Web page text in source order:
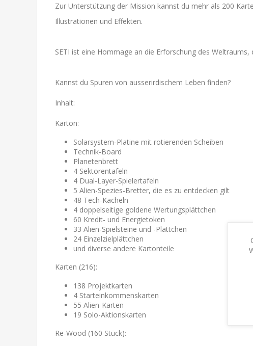
Zur Unterstützung der Mission kannst du mehr als 200
Illustrationen und Effekten.
SETI ist eine Hommage an die Erforschung des
Kannst du Spuren von ausserirdischem Leben finden?
Inhalt:
Karton:
Solarsystem-Platine mit rotierenden Scheiben
Technik-Board
Planetenbrett
4 Sektorentafeln
4 Dual-Layer-Spielertafeln
5 Alien-Spezies-Bretter, die es zu entdecken gilt
48 Tech-Kacheln
4 doppelseitige goldene Wertungsplättchen
60 Kredit- und Energietoken
33 Alien-Spielsteine ​​und -Plättchen
24 Einzelzielplättchen
und diverse andere Kartonteile
Karten (216):
138 Projektkarten
4 Starteinkommenskarten
55 Alien-Karten
19 Solo-Aktionskarten
Re-Wood (160 Stück):